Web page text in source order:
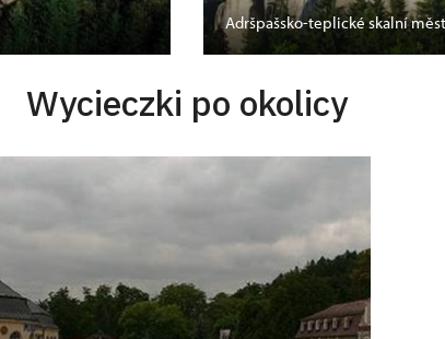
Adršpašsko-teplické skalní
Wycieczki po okolicy